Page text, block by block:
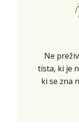
Ne
tista, ki je
ki se zna